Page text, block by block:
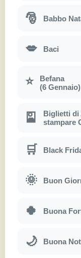
🎅 Babbo
💋 Baci
⭐
Befana
(6 Gennaio)
🎴
Biglietti di
stampare
🛒 Black
🌞 Buon
🍀 Buona
🌙 Buona